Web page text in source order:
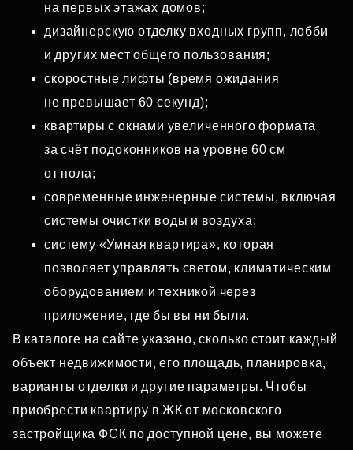
на первых этажах домов;
дизайнерскую отделку входных групп, лобби
и других мест общего пользования;
скоростные лифты (время ожидания
не превышает 60 секунд);
квартиры с окнами увеличенного формата
за счёт подоконников на уровне 60 см
от пола;
современные инженерные системы, включая
системы очистки воды и воздуха;
систему «Умная квартира», которая
позволяет управлять светом, климатическим
оборудованием и техникой через
приложение, где бы вы ни были.
В каталоге на сайте указано, сколько стоит каждый
объект недвижимости, его площадь, планировка,
варианты отделки и другие параметры. Чтобы
приобрести квартиру в ЖК от московского
застройщика ФСК по доступной цене, вы можете